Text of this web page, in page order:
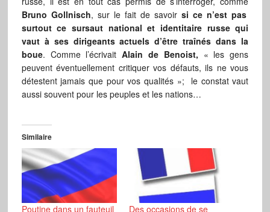
Bruno Gollnisch, sur le fait de savoirsi ce n’est pas
surtout ce sursaut national et identitaire russe qui
vaut à ses dirigeants actuels d’être traînés dans la
boue. Comme l’écrivaitAlain de Benoist, « les gens
peuvent éventuellement critiquer vos défauts, ils ne vous
détestent jamais que pour vos qualités »; le constat vaut
aussi souvent pour les peuples et les nations…
Similaire
Poutine dans un fauteuil
Des occasions de se